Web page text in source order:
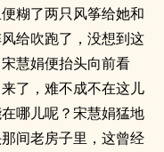
糊了两只风筝给她和
给吹跑了，没想到这
慧娟便抬头向前看
了，难不成不在这儿
哪儿呢？宋慧娟猛地
间老房子里，这曾经